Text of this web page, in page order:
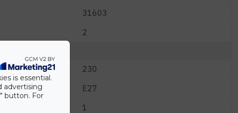
31603
2
(V)
230
E27
1
is essential.
advertising
button. For